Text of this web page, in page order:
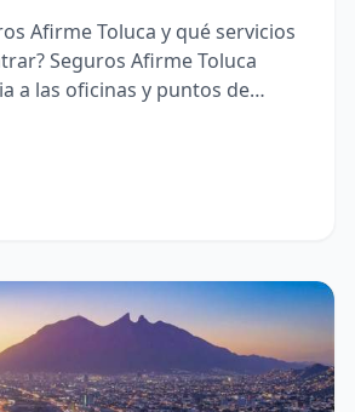
Afirme Toluca y qué servicios
Seguros Afirme Toluca
a las oficinas y puntos de